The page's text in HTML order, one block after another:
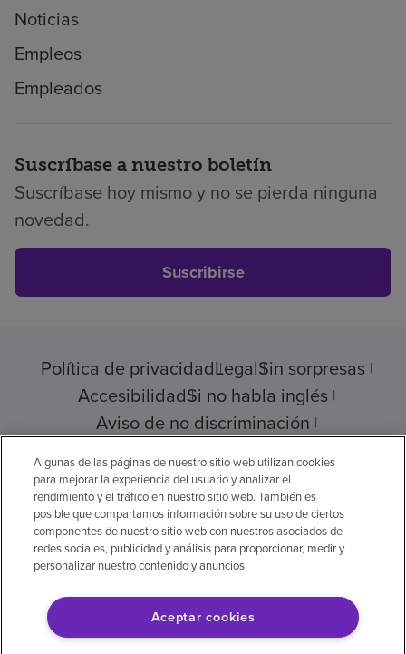
Noticias
Empleos
Empleados
Suscríbase a nuestro boletín
Suscríbase hoy mismo y no se pierda ninguna
novedad.
Suscribirse
Política de privacidadLegalSin sorpresas
AccesibilidadSi no habla inglés
Aviso de no discriminación
Cumplimiento de los proveedores
© 2026 Encompass Health Corporation
Preferencias de cookies
Aviso legal: Se tradujo con la ayuda de
Algunas de las páginas de nuestro sitio web utilizan cookies
para mejorar la experiencia del usuario y analizar el
rendimiento y el tráfico en nuestro sitio web. También es
posible que compartamos información sobre su uso de ciertos
componentes de nuestro sitio web con nuestros asociados de
redes sociales, publicidad y análisis para proporcionar, medir y
personalizar nuestro contenido y anuncios.
Aceptar cookies